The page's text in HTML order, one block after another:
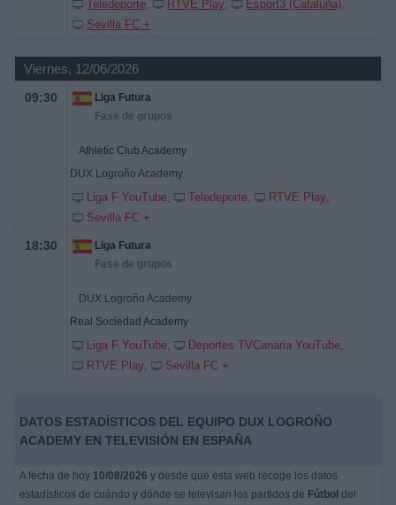
Teledeporte
RTVE Play
Esport3 (Cataluña)
Sevilla FC +
Viernes, 12/06/2026
09:30
Liga Futura
Fase de grupos
Athletic Club Academy
DUX Logroño Academy
Liga F YouTube Teledeporte
RTVE Play
Sevilla FC +
18:30
Liga Futura
Fase de grupos
DUX Logroño Academy
Real Sociedad Academy
Liga F YouTube
Deportes TVCanaria YouTube
RTVE Play
Sevilla FC +
DATOS ESTADÍSTICOS DEL EQUIPO DUX LOGROÑO
ACADEMY EN TELEVISIÓN EN ESPAÑA
A fecha de hoy 10/08/2026 y desde que esta web recoge los datos
estadísticos de cuándo y dónde se televisan los partidos de Fútbol del